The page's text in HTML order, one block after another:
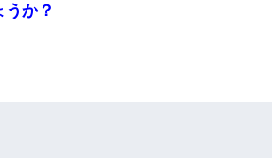
うか？